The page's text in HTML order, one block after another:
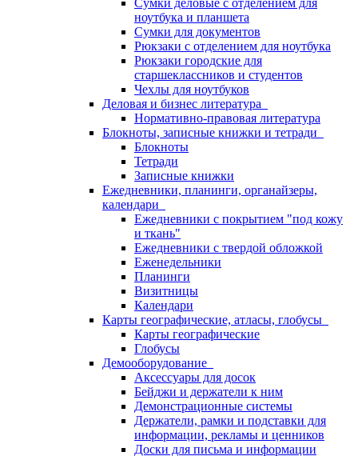
Сумки деловые с отделением для
ноутбука и планшета
Сумки для документов
Рюкзаки с отделением для ноутбука
Рюкзаки городские для
старшеклассников и студентов
Чехлы для ноутбуков
Деловая и бизнес литература
Нормативно-правовая литература
Блокноты, записные книжки и тетради
Блокноты
Тетради
Записные книжки
Ежедневники, планинги, органайзеры,
календари
Ежедневники с покрытием "под кожу
и ткань"
Ежедневники с твердой обложкой
Еженедельники
Планинги
Визитницы
Календари
Карты географические, атласы, глобусы
Карты географические
Глобусы
Демооборудование
Аксессуары для досок
Бейджи и держатели к ним
Демонстрационные системы
Держатели, рамки и подставки для
информации, рекламы и ценников
Доски для письма и информации